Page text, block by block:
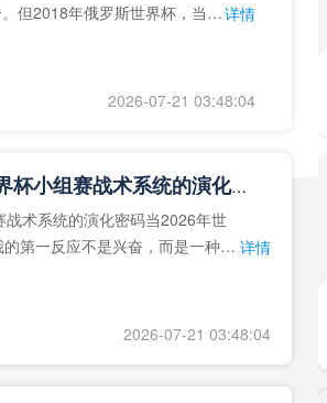
但2018年俄罗斯世界杯，当
详情
2026-07-21 03:48:04
**从熵增到自组织：2026世界杯小组赛战术系统的演化密码**
术系统的演化密码当2026年世
第一反应不是兴奋，而是一种深 详情
2026-07-21 03:48:04